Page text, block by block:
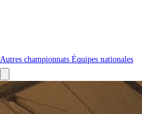
Autres championnats Équipes nationales